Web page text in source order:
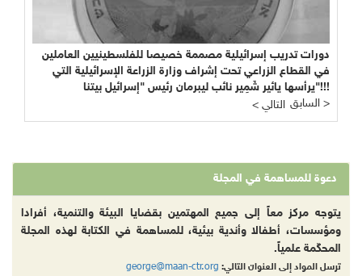
دورات تدريب إسرائيلية مصممة خصيصا للفلسطينيين العاملين
في القطاع الزراعي تحت إشراف وزارة الزراعة الإسرائيلية التي
يرأسها يائير شَمِير نائب ليبرمان رئيس "إسرائيل بيتنا"!!!
< التالي
السابق >
دعوة للمساهمة في المجلة
يتوجه مركز معاً إلى جميع المهتمين بقضايا البيئة والتنمية، أفرادا
ومؤسسات، أطفالا وأندية بيئية، للمساهمة في الكتابة لهذه المجلة
المحكّمة علمياً.
ترسل المواد إلى العنوان التالي: george@maan-ctr.org